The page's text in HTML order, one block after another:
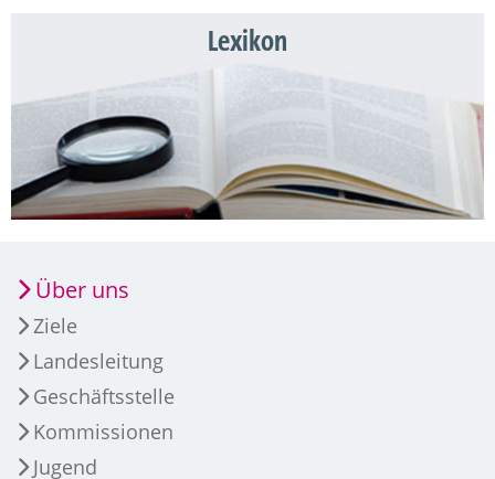
Lexikon
Über uns
Ziele
Landesleitung
Geschäftsstelle
Kommissionen
Jugend